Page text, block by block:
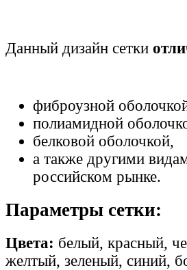
Данный дизайн сетки
фиброузной
полиамидной
белковой оболочкой,
а также другими
российском рынке.
Параметры сетки:
Цвета: белый, красный,
желтый, зеленый, синий,